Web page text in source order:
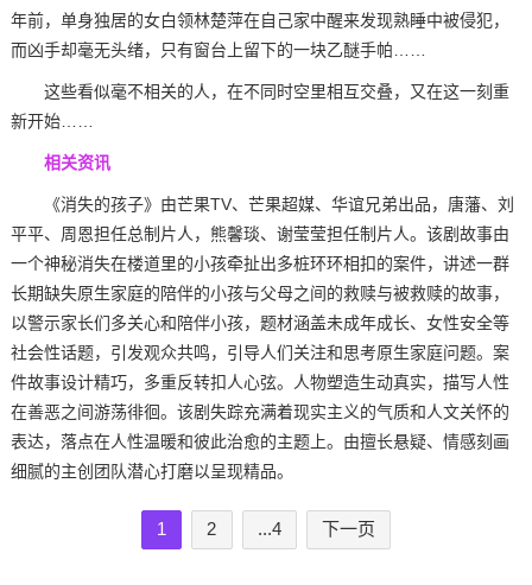
年前，单身独居的女白领林楚萍在自己家中醒来发现熟睡中被侵犯，
而凶手却毫无头绪，只有窗台上留下的一块乙醚手帕……
这些看似毫不相关的人，在不同时空里相互交叠，又在这一刻重
新开始……
相关资讯
《消失的孩子》由芒果TV、芒果超媒、华谊兄弟出品，唐藩、刘
平平、周恩担任总制片人，熊馨琰、谢莹莹担任制片人。该剧故事由
一个神秘消失在楼道里的小孩牵扯出多桩环环相扣的案件，讲述一群
长期缺失原生家庭的陪伴的小孩与父母之间的救赎与被救赎的故事，
以警示家长们多关心和陪伴小孩，题材涵盖未成年成长、女性安全等
社会性话题，引发观众共鸣，引导人们关注和思考原生家庭问题。案
件故事设计精巧，多重反转扣人心弦。人物塑造生动真实，描写人性
在善恶之间游荡徘徊。该剧失踪充满着现实主义的气质和人文关怀的
表达，落点在人性温暖和彼此治愈的主题上。由擅长悬疑、情感刻画
细腻的主创团队潜心打磨以呈现精品。
1 2 ...4 下一页